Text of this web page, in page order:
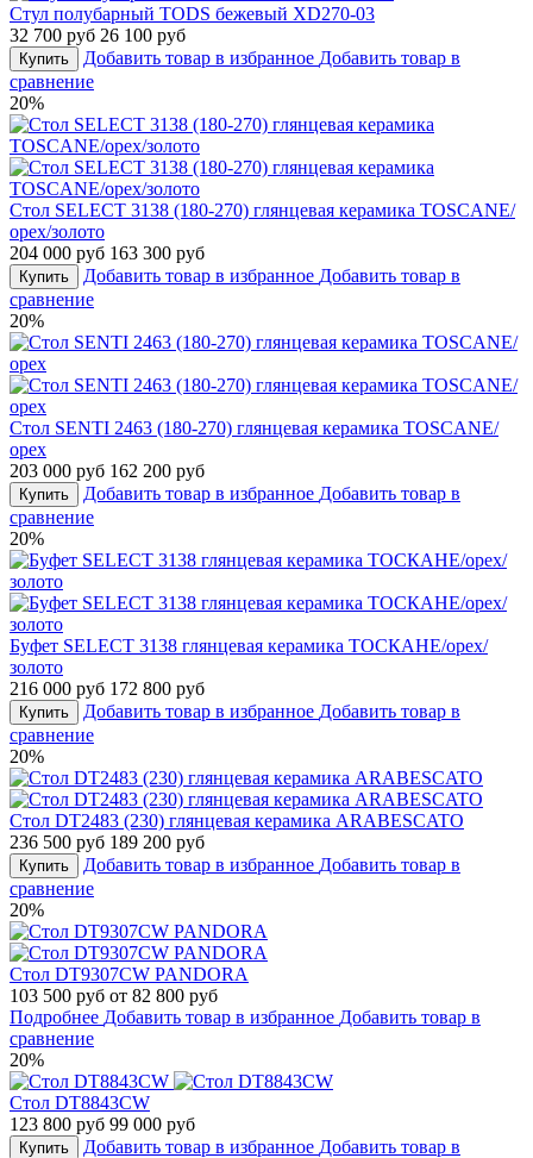
Стул полубарный TODS бежевый XD270-03
32 700 руб 26 100 руб
Купить Добавить товар в избранное Добавить товар в
сравнение
20%
Стол SELECT 3138 (180-270) глянцевая керамика TOSCANE/
орех/золото
204 000 руб 163 300 руб
Купить Добавить товар в избранное Добавить товар в
сравнение
20%
Стол SENTI 2463 (180-270) глянцевая керамика TOSCANE/
орех
203 000 руб 162 200 руб
Купить Добавить товар в избранное Добавить товар в
сравнение
20%
Буфет SELECT 3138 глянцевая керамика ТОСКАНЕ/орех/
золото
216 000 руб 172 800 руб
Купить Добавить товар в избранное Добавить товар в
сравнение
20%
Стол DT2483 (230) глянцевая керамика ARABESCATO
236 500 руб 189 200 руб
Купить Добавить товар в избранное Добавить товар в
сравнение
20%
Стол DT9307CW PANDORA
103 500 руб от 82 800 руб
Подробнее Добавить товар в избранное Добавить товар в
сравнение
20%
Стол DT8843CW
123 800 руб 99 000 руб
Купить Добавить товар в избранное Добавить товар в